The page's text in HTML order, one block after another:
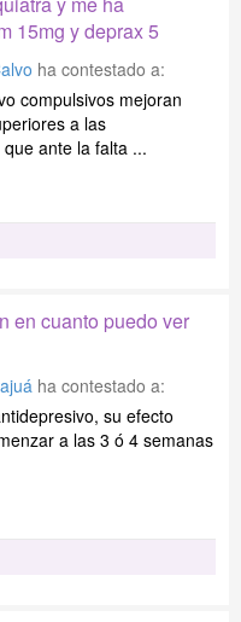
15mg y deprax 5
ha contestado a:
compulsivos mejoran
a las
ante la falta ...
en cuanto puedo ver
ha contestado a:
su efecto
a las 3 ó 4 semanas